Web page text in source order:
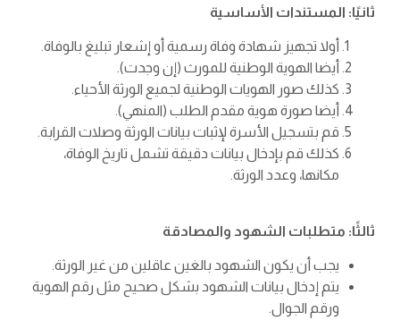
ثانيًا: المستندات الأساسية
أولا تجهيز شهادة وفاة رسمية أو إشعار تبليغ بالوفاة.
أيضا الهوية الوطنية للمورث (إن وجدت).
كذلك صور الهويات الوطنية لجميع الورثة الأحياء.
أيضا صورة هوية مقدم الطلب (المنهي).
قم بتسجيل الأسرة لإثبات بيانات الورثة وصلات القرابة.
كذلك قم بإدخال بيانات دقيقة تشمل تاريخ الوفاة،
مكانها، وعدد الورثة.
ثالثًا: متطلبات الشهود والمصادقة
يجب أن يكون الشهود بالغين عاقلين من غير الورثة.
يتم إدخال بيانات الشهود بشكل صحيح مثل رقم الهوية
ورقم الجوال.